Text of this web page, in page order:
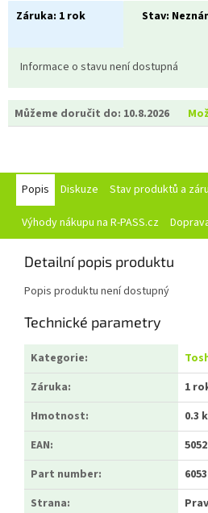
Záruka: 1 rok Stav:
Informace o stavu není dostupná
Můžeme doručit do: 10.8.2026
Popis Diskuze Stav produktů a
Výhody nákupu na R-PASS.cz
Detailní popis produktu
Popis produktu není dostupný
Technické parametry
Kategorie:
Záruka:
1
Hmotnost:
0.3
EAN:
Part number:
Strana: